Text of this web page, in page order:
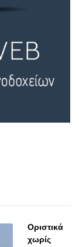
Οριστικά
χωρίς